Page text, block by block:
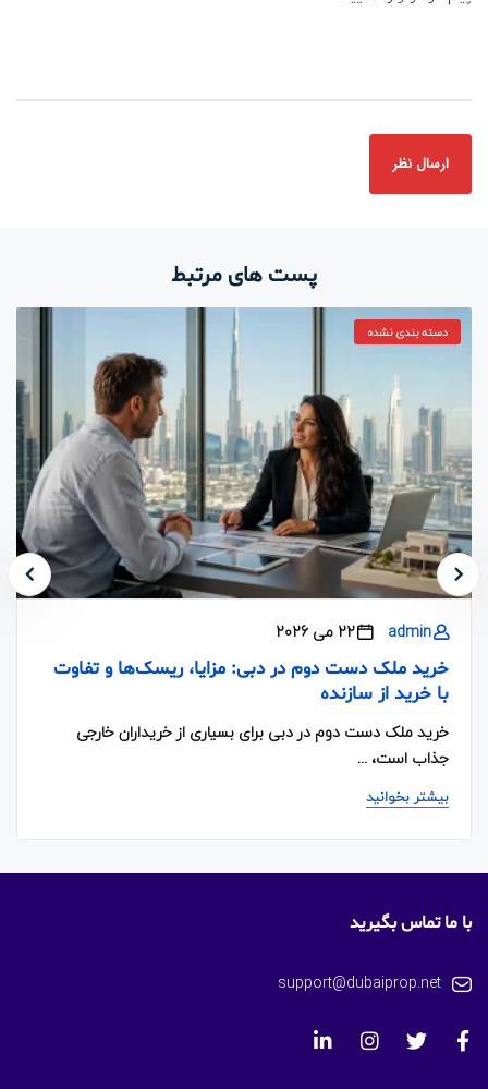
پست های مرتبط
دسته بندی نشده
admin 22 می 2026
خرید ملک دست دوم در دبی: مزایا، ریسک‌ها و تفاوت
با خرید از سازنده
خرید ملک دست دوم در دبی برای بسیاری از خریداران خارجی
جذاب است، ...
بیشتر بخوانید
با ما تماس بگیرید
support@dubaiprop.net